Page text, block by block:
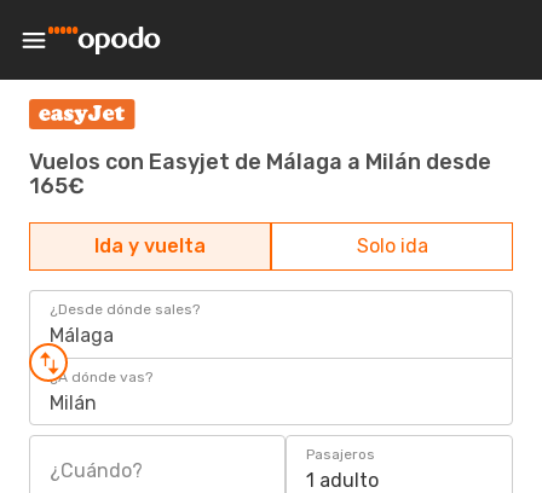
Vuelos con Easyjet de Málaga a Milán desde
165€
Ida y vuelta Solo ida
¿Desde dónde sales?
Málaga
¿A dónde vas?
Milán
¿Cuándo?
Pasajeros
1 adulto